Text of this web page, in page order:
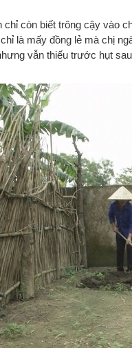
chỉ còn biết trông cậy vào
là mấy đồng lẻ mà chị
vẫn thiếu trước hụt